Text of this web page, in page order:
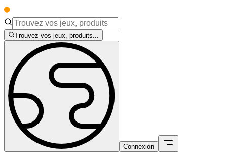
Trouvez vos jeux, produits...
Connexion